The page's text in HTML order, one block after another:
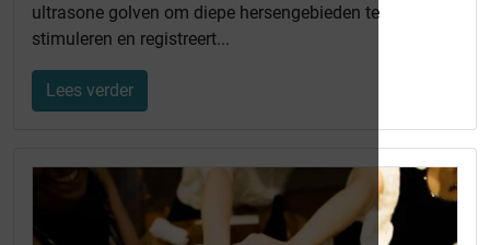
ultrasone golven om diepe hersengebieden te
stimuleren en registreert...
Lees verder